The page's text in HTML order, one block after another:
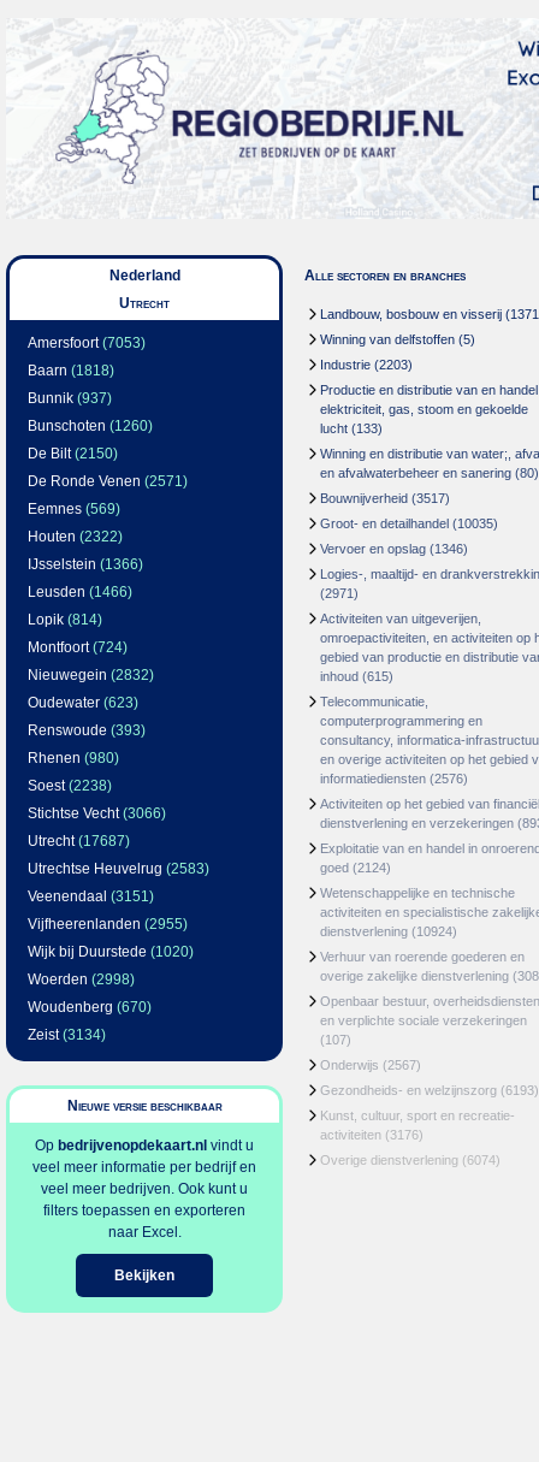
Nederland
Utrecht
Amersfoort(7053)
Baarn (1818)
Bunnik (937)
Bunschoten (1260)
De Bilt(2150)
De Ronde Venen (2571)
Eemnes (569)
Houten (2322)
IJsselstein (1366)
Leusden (1466)
Lopik (814)
Montfoort(724)
Nieuwegein (2832)
Oudewater (623)
Renswoude (393)
Rhenen (980)
Soest(2238)
Stichtse Vecht(3066)
Utrecht(17687)
Utrechtse Heuvelrug (2583)
Veenendaal (3151)
Vijfheerenlanden (2955)
Wijk bij Duurstede (1020)
Woerden (2998)
Woudenberg (670)
Zeist(3134)
Nieuwe versie beschikbaar
Op bedrijvenopdekaart.nl vindt u
veel meer informatie per bedrijf en
veel meer bedrijven. Ook kunt u
filters toepassen en exporteren
naar Excel.
Bekijken
Alle sectoren en branches
Landbouw, bosbouw en visserij
Winning van delfstoffen (5)
Industrie (2203)
Productie en distributie van en
elektriciteit, gas, stoom en gekoelde
lucht (133)
Winning en distributie van water;,
en afvalwaterbeheer en sanering (80)
Bouwnijverheid (3517)
Groot- en detailhandel (10035)
Vervoer en opslag (1346)
Logies-, maaltijd- en
(2971)
Activiteiten van uitgeverijen,
omroepactiviteiten, en activiteiten op
gebied van productie en distributie
inhoud (615)
Telecommunicatie,
computerprogrammering en
consultancy, informatica-
en overige activiteiten op het gebied
informatiediensten (2576)
Activiteiten op het gebied van
dienstverlening en verzekeringen
Exploitatie van en handel in
goed (2124)
Wetenschappelijke en technische
activiteiten en specialistische
dienstverlening (10924)
Verhuur van roerende goederen en
overige zakelijke dienstverlening
Openbaar bestuur, overheidsdiensten
en verplichte sociale verzekeringen
(107)
Onderwijs (2567)
Gezondheids- en welzijnszorg (6193)
Kunst, cultuur, sport en recreatie-
activiteiten (3176)
Overige dienstverlening (6074)